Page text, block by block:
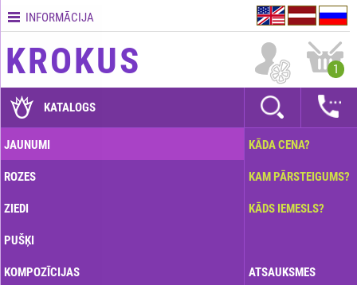
Kontakti
Piegādes
GARANTIJAS
Kā
apmaksāt?
Kā
pasūtījumu?
INFORMĀCIJA
KROKUS 1
KATALOGS
JAUNUMI
ROZES
ZIEDI
PUŠĶI
KOMPOZĪCIJAS
KĀDA CENA?
KAM PĀRSTEIGUMS?
KĀDS IEMESLS?
ATSAUKSMES